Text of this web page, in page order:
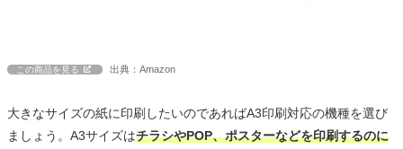
この商品を見る 出典：Amazon
大きなサイズの紙に印刷したいのであればA3印刷対応の機種を選び
ましょう。A3サイズはチラシやPOP、ポスターなどを印刷するのに